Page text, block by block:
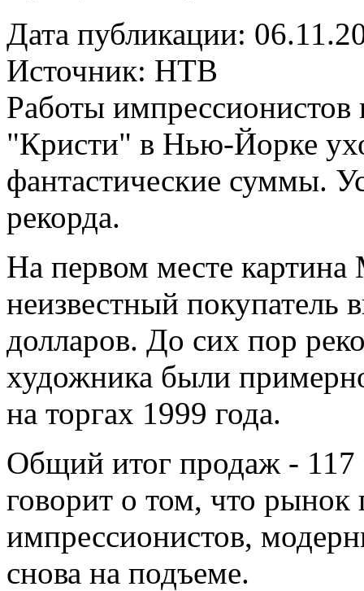
Дата публикации:
Источник: НТВ
Работы импрессионистов
"Кристи" в Нью-Йорке
фантастические суммы.
рекорда.
На первом месте
неизвестный
долларов. До сих пор
художника были
на торгах 1999 года.
Общий итог продаж - 117
говорит о том, что рынок
импрессионистов,
снова на подъеме.